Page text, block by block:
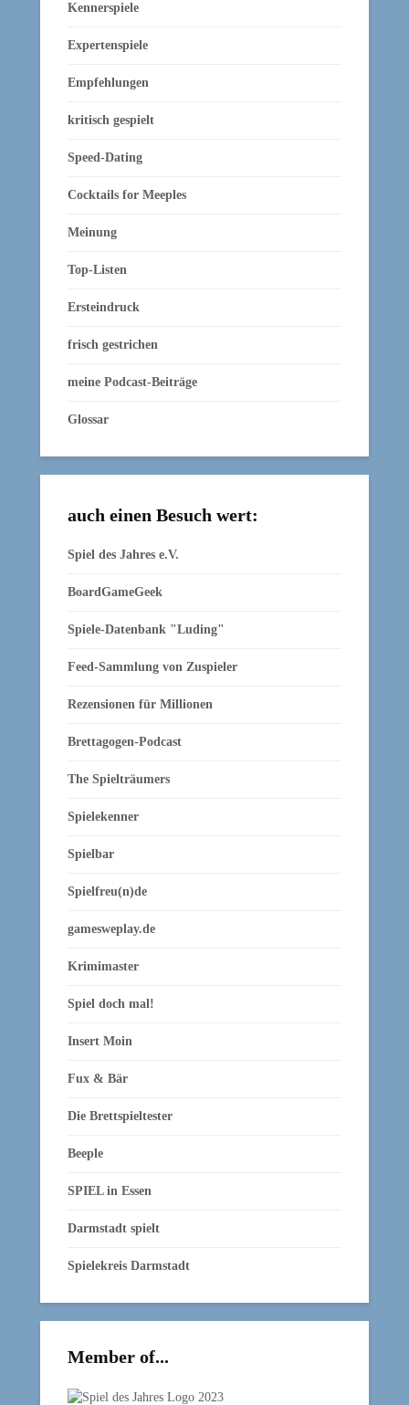
Kennerspiele
Expertenspiele
Empfehlungen
kritisch gespielt
Speed-Dating
Cocktails for Meeples
Meinung
Top-Listen
Ersteindruck
frisch gestrichen
meine Podcast-Beiträge
Glossar
auch einen Besuch wert:
Spiel des Jahres e.V.
BoardGameGeek
Spiele-Datenbank "Luding"
Feed-Sammlung von Zuspieler
Rezensionen für Millionen
Brettagogen-Podcast
The Spielträumers
Spielekenner
Spielbar
Spielfreu(n)de
gamesweplay.de
Krimimaster
Spiel doch mal!
Insert Moin
Fux & Bär
Die Brettspieltester
Beeple
SPIEL in Essen
Darmstadt spielt
Spielekreis Darmstadt
Member of...